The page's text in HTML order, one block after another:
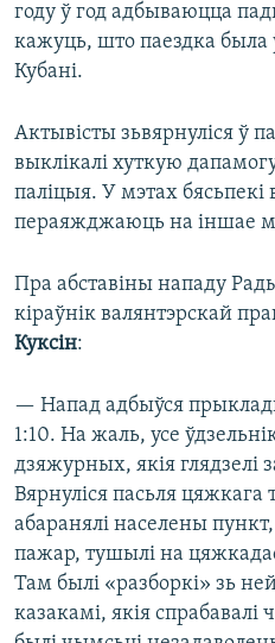
году ў год адбываюцца
кажуць, што паездка была
Кубані.
Актывісты зьвярнуліся ў
выклікалі хуткую
паліцыя. У мэтах бясьпекі
пераяжджаюць на іншае
Пра абставіны нападу
кіраўнік валянтэрскай
Куксін:
— Напад адбыўся
1:10. На жаль, усе
дзяжурных, якія глядзелі
Вярнуліся пасьля
абаранялі населены
пажар, тушылі на
Там былі «разборкі» зь
казакамі, якія спрабавалі